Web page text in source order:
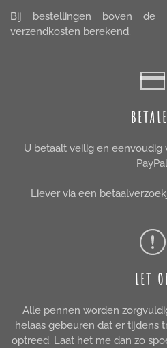
Bij bestellingen boven
verzendkosten berekend.
U betaalt veilig en eenvoudig
Liever via een
LET
Alle pennen worden
helaas gebeuren dat er tijdens
optreed. Laat het me dan zo